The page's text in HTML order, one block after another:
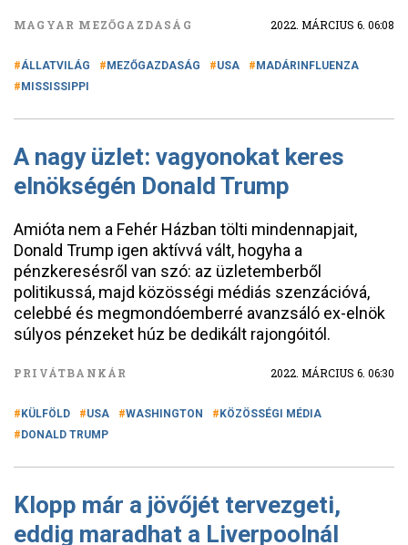
MAGYAR MEZŐGAZDASÁG 2022. MÁRCIUS 6. 06:08
ÁLLATVILÁG MEZŐGAZDASÁG USA
MADÁRINFLUENZA
MISSISSIPPI
A nagy üzlet: vagyonokat keres
elnökségén Donald Trump
Amióta nem a Fehér Házban tölti mindennapjait,
Donald Trump igen aktívvá vált, hogyha a
pénzkeresésről van szó: az üzletemberből
politikussá, majd közösségi médiás szenzációvá,
celebbé és megmondóemberré avanzsáló ex-elnök
súlyos pénzeket húz be dedikált rajongóitól.
PRIVÁTBANKÁR 2022. MÁRCIUS 6. 06:30
KÜLFÖLD USA WASHINGTON
KÖZÖSSÉGI MÉDIA
DONALD TRUMP
Klopp már a jövőjét tervezgeti,
eddig maradhat a Liverpoolnál